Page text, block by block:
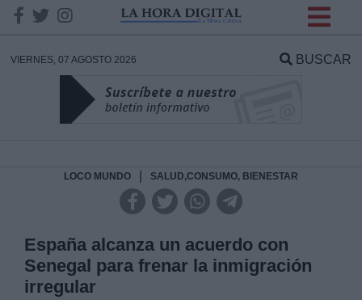
VIERNES, 07 AGOSTO 2026 BUSCAR
LOCO MUNDO SALUD,CONSUMO, BIENESTAR
España alcanza un acuerdo con
Senegal para frenar la inmigración
irregular
DATOS
Responsable:
Legitimación: